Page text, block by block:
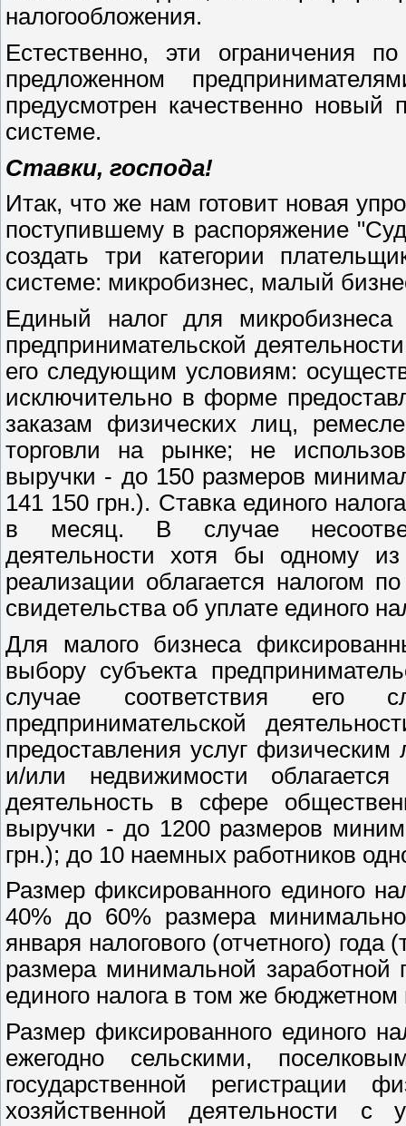
налогообложения.
Естественно, эти ограничения
предложенном
предусмотрен качественно
системе.
Ставки, господа!
Итак, что же нам готовит новая
поступившему в распоряжение
создать три категории
системе: микробизнес, малый
Единый налог для
предпринимательской
его следующим условиям:
исключительно в форме
заказам физических лиц,
торговли на рынке; не
выручки - до 150 размеров
141 150 грн.). Ставка единого
в месяц. В случае
деятельности хотя бы одному
реализации облагается налогом
свидетельства об уплате единого
Для малого бизнеса
выбору субъекта
случае соответствия его
предпринимательской
предоставления услуг
и/или недвижимости
деятельность в сфере
выручки - до 1200 размеров
грн.); до 10 наемных работников
Размер фиксированного единого
40% до 60% размера
января налогового (отчетного)
размера минимальной заработной
единого налога в том же бюджетном
Размер фиксированного единого
ежегодно сельскими,
государственной регистрации
хозяйственной деятельности